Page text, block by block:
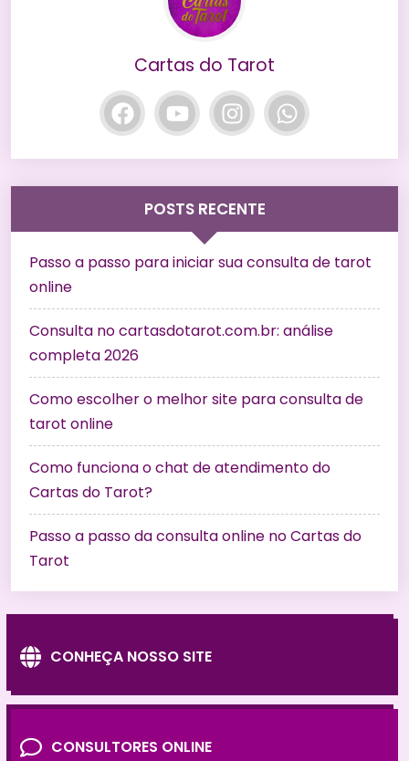
Cartas do Tarot
POSTS RECENTE
Passo a passo para iniciar sua consulta de tarot
online
Consulta no cartasdotarot.com.br: análise
completa 2026
Como escolher o melhor site para consulta de
tarot online
Como funciona o chat de atendimento do
Cartas do Tarot?
Passo a passo da consulta online no Cartas do
Tarot
CONHEÇA NOSSO SITE
CONSULTORES ONLINE